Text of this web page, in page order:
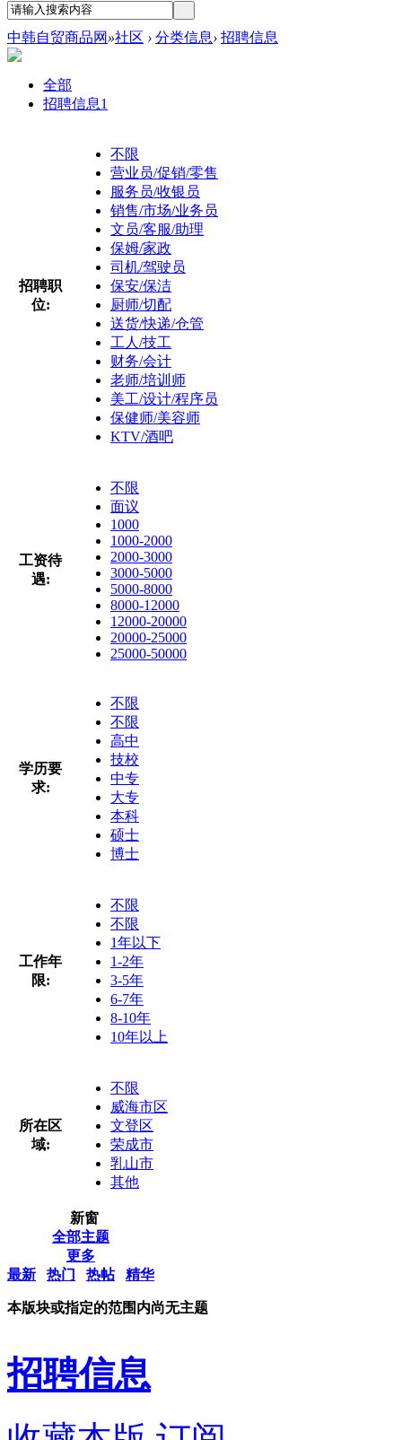
中韩自贸商品网 »社区 › 分类信息› 招聘信息
全部
招聘信息1
招聘职
位:
不限
营业员/促销/零售
服务员/收银员
销售/市场/业务员
文员/客服/助理
保姆/家政
司机/驾驶员
保安/保洁
厨师/切配
送货/快递/仓管
工人/技工
财务/会计
老师/培训师
美工/设计/程序员
保健师/美容师
KTV/酒吧
工资待
遇:
不限
面议
1000
1000-2000
2000-3000
3000-5000
5000-8000
8000-12000
12000-20000
20000-25000
25000-50000
学历要
求:
不限
不限
高中
技校
中专
大专
本科
硕士
博士
工作年
限:
不限
不限
1年以下
1-2年
3-5年
6-7年
8-10年
10年以上
所在区
域:
不限
威海市区
文登区
荣成市
乳山市
其他
新窗
全部主题
更多
最新
热门 热帖 精华
本版块或指定的范围内尚无主题
招聘信息